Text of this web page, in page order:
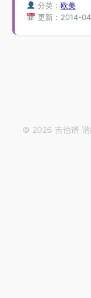
分类：欧美
更新：2014-
© 2026 吉他谱 谱